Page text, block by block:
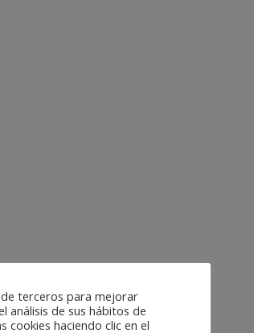
terceros para mejorar
análisis de sus hábitos de
cookies haciendo clic en el